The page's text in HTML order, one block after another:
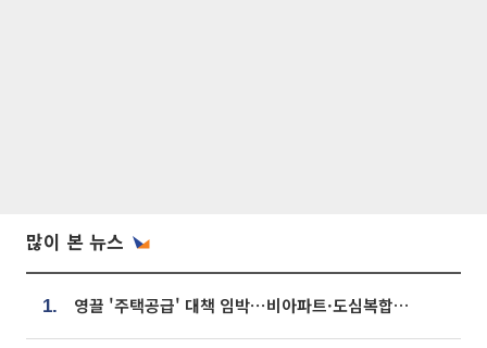
많이 본 뉴스
1. 영끌 '주택공급' 대책 임박⋯비아파트·도심복합까지 총동원